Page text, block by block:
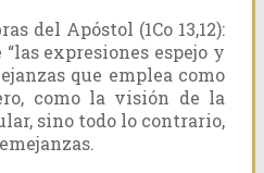
del Apóstol (1Co 13,12):
expresiones espejo y
que emplea como
como la visión de la
sino todo lo contrario,